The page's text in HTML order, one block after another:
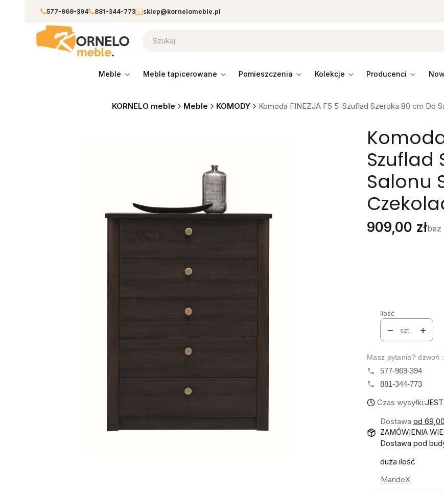
577-969-394 881-344-773 sklep@kornelomeble.pl
meble meble tapicerowane pomieszczenia kolekcje producenci
KORNELO meble Meble KOMODY Komoda FINEZJA F5 5-Szuflad Szeroka 80 cm Do
Szuflad
Salonu
Cena
909,00 złbez
Ilość
szt.
Masz pytania? dzwoń
577-969-394
881-344-773
Czas wysyłki:
Dostawa od
ZAMÓWIENIA
Dostawa pod
duża ilość
MarideX